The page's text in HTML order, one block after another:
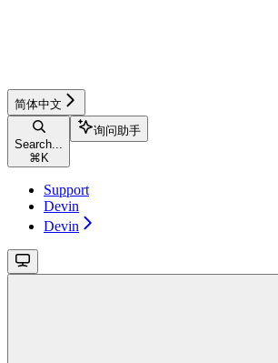
简体中文
Search...
⌘ K
询问助手
Support
Devin
Devin